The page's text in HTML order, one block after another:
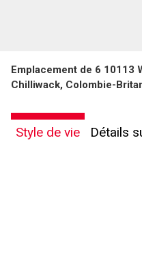
Emplacement de 6 10113
Chilliwack, Colombie-
Style de vie Détails